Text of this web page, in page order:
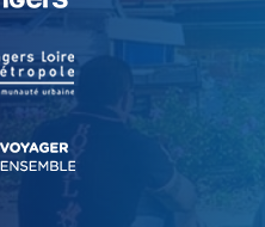
, Ouvre une nouvelle